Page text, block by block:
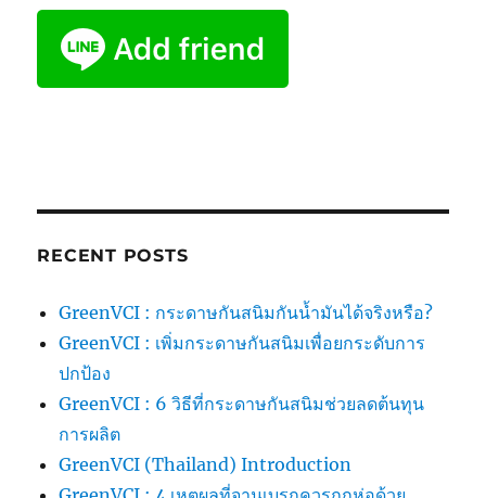
RECENT POSTS
GreenVCI : กระดาษกันสนิมกันน้ำมันได้จริงหรือ?
GreenVCI : เพิ่มกระดาษกันสนิมเพื่อยกระดับการ
ปกป้อง
GreenVCI : 6 วิธีที่กระดาษกันสนิมช่วยลดต้นทุน
การผลิต
GreenVCI (Thailand) Introduction